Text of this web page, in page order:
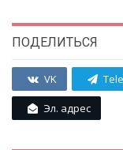
ПОДЕЛИТЬСЯ
VK
Эл. адрес